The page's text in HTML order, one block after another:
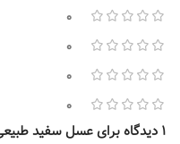
0
0
0
0
1 دیدگاه برای
عسل سفید